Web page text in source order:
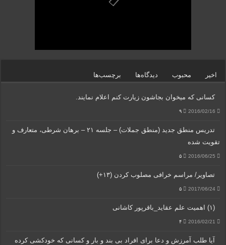
اخیر محبوب دیدگاه‌ها برچسب‌ها
کسانی که میخوان بجاشون زیارت کنم اعلام نمایند.
2016/02/16 ۹
تدریس منطق جدید (منطق جملات) – جلسه ۲۱ – برهان شرطی، متعارف و
تقویت شده
2016/06/25 ۵
تصاویر/ مراسم خرافی مصلوب کردن (۱۳+)
2017/06/24 ۵
(۱) اهمیت علم عقاید_باقرپور کاشانی
2016/02/21 ۴
آیا طلب آمرزش و دعا برای افراد بی بند و بار و کسانی که خودکشی کرده